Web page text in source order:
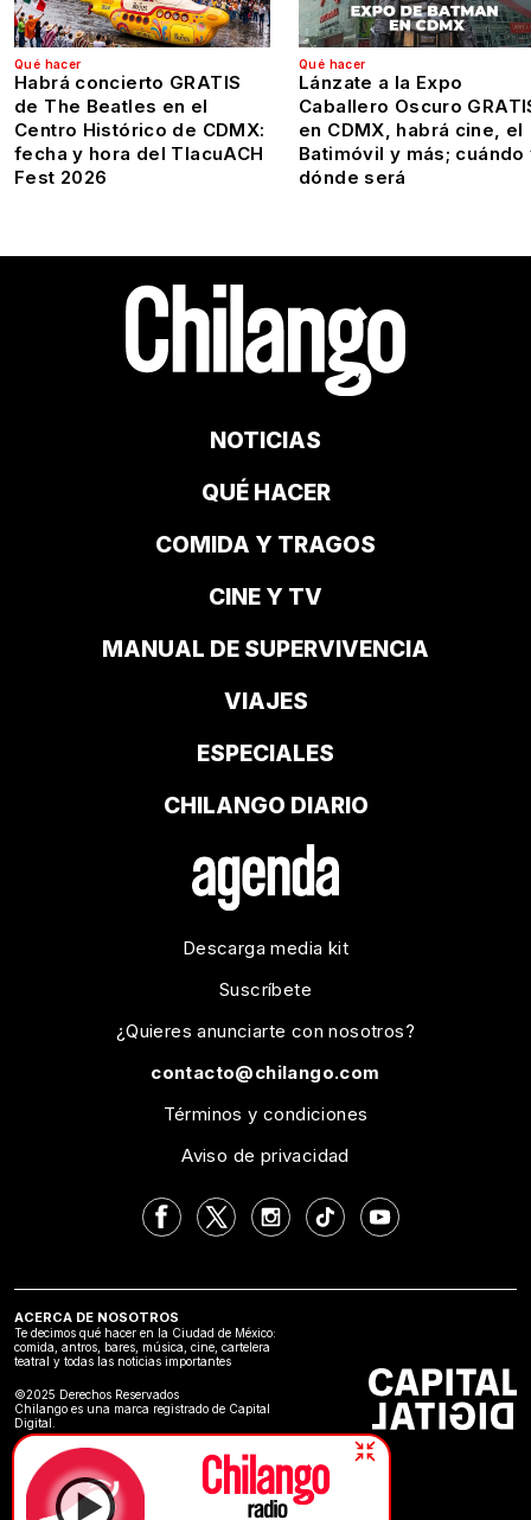
Qué hacer
Habrá concierto GRATIS
de The Beatles en el
Centro Histórico de CDMX:
fecha y hora del TlacuACH
Fest 2026
Qué hacer
Lánzate a la Expo
Caballero Oscuro
en CDMX, habrá cine, el
Batimóvil y más; cuándo
dónde será
NOTICIAS
QUÉ HACER
COMIDA Y TRAGOS
CINE Y TV
MANUAL DE SUPERVIVENCIA
VIAJES
ESPECIALES
CHILANGO DIARIO
Descarga media kit
Suscríbete
¿Quieres anunciarte con nosotros?
contacto@chilango.com
Términos y condiciones
Aviso de privacidad
ACERCA DE NOSOTROS
Te decimos qué hacer en la Ciudad de México:
comida, antros, bares, música, cine, cartelera
teatral y todas las noticias importantes
©2025 Derechos Reservados
Chilango es una marca registrado de Capital
Digital.